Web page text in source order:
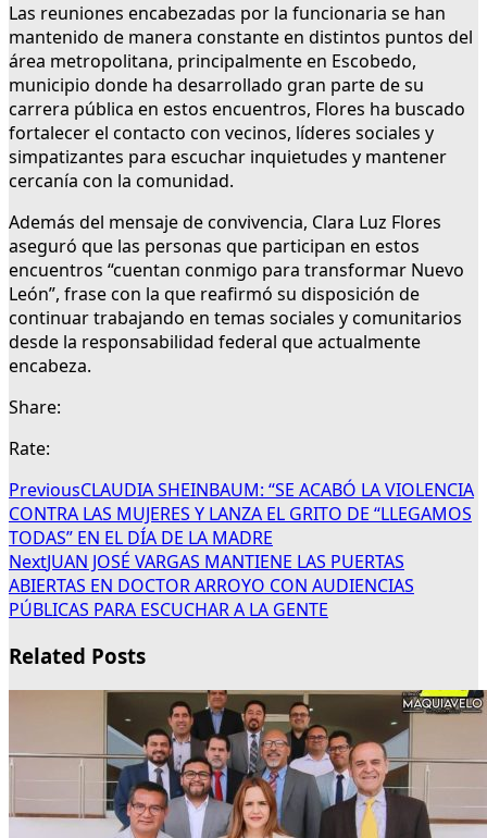
Las reuniones encabezadas por la funcionaria se han
mantenido de manera constante en distintos puntos del
área metropolitana, principalmente en Escobedo,
municipio donde ha desarrollado gran parte de su
carrera pública en estos encuentros, Flores ha buscado
fortalecer el contacto con vecinos, líderes sociales y
simpatizantes para escuchar inquietudes y mantener
cercanía con la comunidad.
Además del mensaje de convivencia, Clara Luz Flores
aseguró que las personas que participan en estos
encuentros “cuentan conmigo para transformar Nuevo
León”, frase con la que reafirmó su disposición de
continuar trabajando en temas sociales y comunitarios
desde la responsabilidad federal que actualmente
encabeza.
Share:
Rate:
PreviousCLAUDIA SHEINBAUM: “SE ACABÓ LA VIOLENCIA
CONTRA LAS MUJERES Y LANZA EL GRITO DE “LLEGAMOS
TODAS” EN EL DÍA DE LA MADRE
NextJUAN JOSÉ VARGAS MANTIENE LAS PUERTAS
ABIERTAS EN DOCTOR ARROYO CON AUDIENCIAS
PÚBLICAS PARA ESCUCHAR A LA GENTE
Related Posts